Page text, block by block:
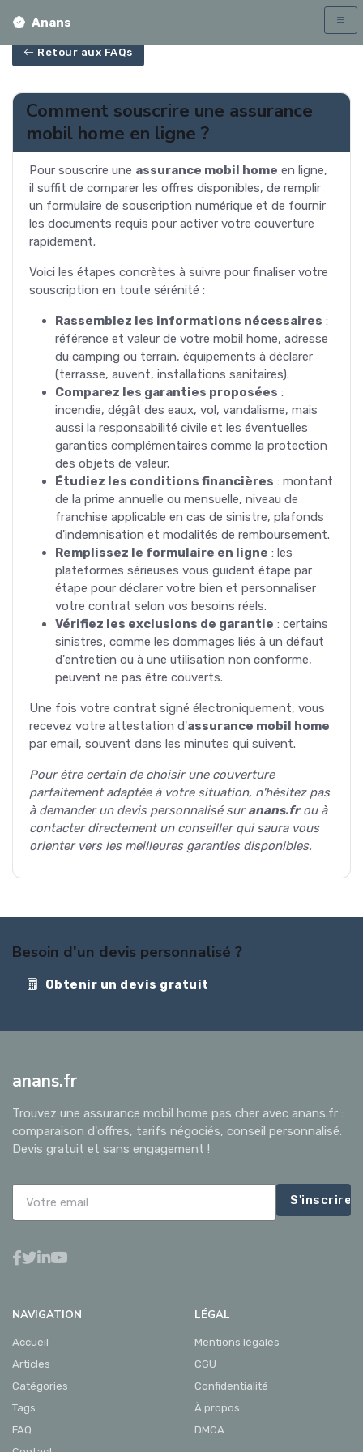
Anans
Retour aux FAQs
Comment souscrire une assurance
mobil home en ligne ?
Pour souscrire une assurance mobil home en ligne,
il suffit de comparer les offres disponibles, de remplir
un formulaire de souscription numérique et de fournir
les documents requis pour activer votre couverture
rapidement.
Voici les étapes concrètes à suivre pour finaliser votre
souscription en toute sérénité :
Rassemblez les informations nécessaires :
référence et valeur de votre mobil home, adresse
du camping ou terrain, équipements à déclarer
(terrasse, auvent, installations sanitaires).
Comparez les garanties proposées :
incendie, dégât des eaux, vol, vandalisme, mais
aussi la responsabilité civile et les éventuelles
garanties complémentaires comme la protection
des objets de valeur.
Étudiez les conditions financières : montant
de la prime annuelle ou mensuelle, niveau de
franchise applicable en cas de sinistre, plafonds
d'indemnisation et modalités de remboursement.
Remplissez le formulaire en ligne : les
plateformes sérieuses vous guident étape par
étape pour déclarer votre bien et personnaliser
votre contrat selon vos besoins réels.
Vérifiez les exclusions de garantie : certains
sinistres, comme les dommages liés à un défaut
d'entretien ou à une utilisation non conforme,
peuvent ne pas être couverts.
Une fois votre contrat signé électroniquement, vous
recevez votre attestation d'assurance mobil home
par email, souvent dans les minutes qui suivent.
Pour être certain de choisir une couverture
parfaitement adaptée à votre situation, n'hésitez pas
à demander un devis personnalisé suranans.frou à
contacter directement un conseiller qui saura vous
orienter vers les meilleures garanties disponibles.
Besoin d'un devis personnalisé ?
Obtenir un devis gratuit
anans.fr
Trouvez une assurance mobil home pas cher avec anans.fr :
comparaison d'offres, tarifs négociés, conseil personnalisé.
Devis gratuit et sans engagement !
S'inscrire
NAVIGATION
Accueil
Articles
Catégories
Tags
FAQ
LÉGAL
Mentions légales
CGU
Confidentialité
À propos
DMCA